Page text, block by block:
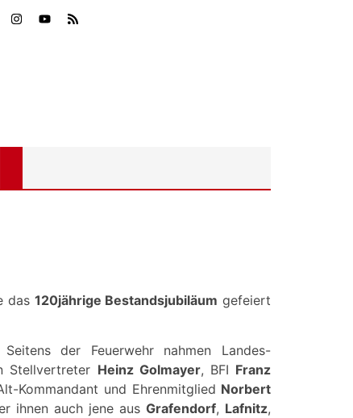
das 120jährige Bestandsjubiläum gefeiert
der Feuerwehr nahmen Landes-
Stellvertreter Heinz Golmayer, BFI Franz
Kommandant und Ehrenmitglied Norbert
ihnen auch jene ausGrafendorf, Lafnitz,